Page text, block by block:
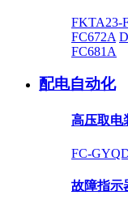
FKTA23-
FC672A
FC681A
配电自动化
高压取电
FC-
故障指示